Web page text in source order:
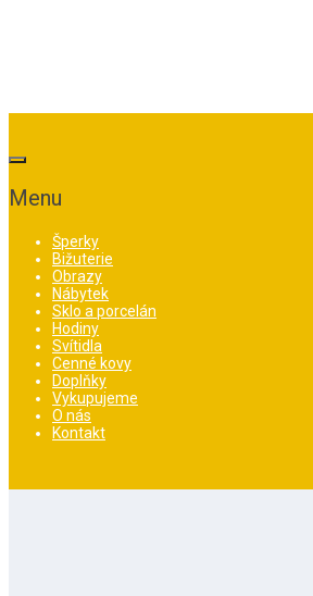
Menu
Šperky
Bižuterie
Obrazy
Nábytek
Sklo a porcelán
Hodiny
Svítidla
Cenné kovy
Doplňky
Vykupujeme
O nás
Kontakt